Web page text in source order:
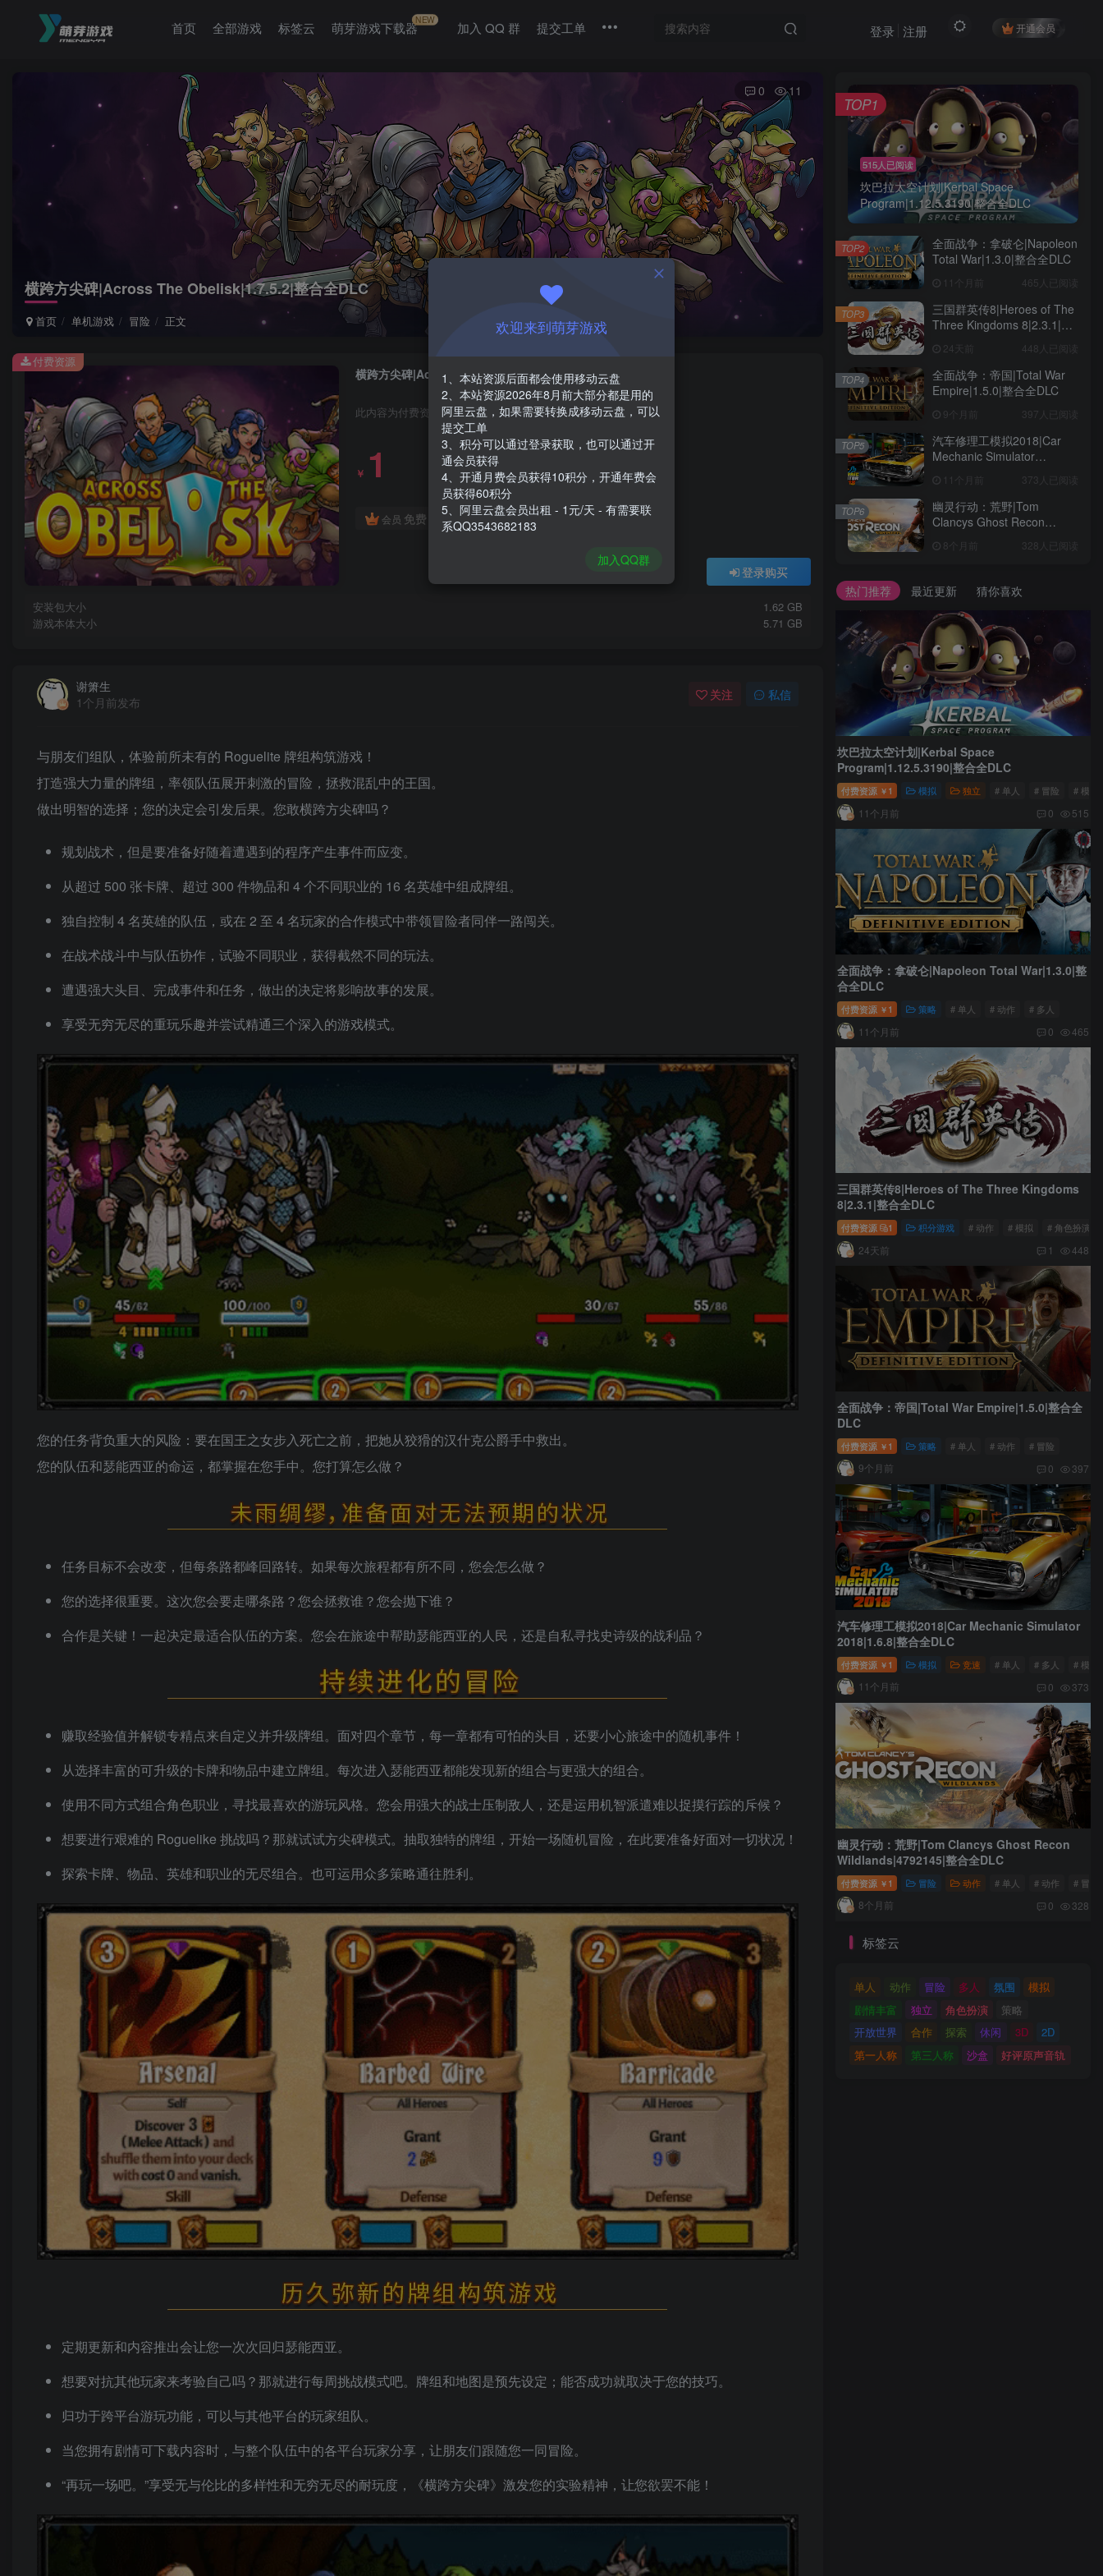
首页 全部游戏 标签云 萌芽游戏下载器NEW 加入 QQ 群 提交工单 开通会员
登录 注册
横跨方尖碑|Across The Obelisk|1.7.5.2|整合全DLC
首页 单机游戏 冒险 正文
0 11
横跨方尖碑|Across The Obelisk|1.7.5.2|整合全DLC
此内容为付费资源，请付费后查看
￥ 1
会员 免费
登录购买
安装包大小
1.62 GB
游戏本体大小
5.71 GB
付费资源
谢箫生
1个月前发布
关注 私信
与朋友们组队，体验前所未有的 Roguelite 牌组构筑游戏！
打造强大力量的牌组，率领队伍展开刺激的冒险，拯救混乱中的王国。
做出明智的选择；您的决定会引发后果。您敢横跨方尖碑吗？
规划战术，但是要准备好随着遭遇到的程序产生事件而应变。
从超过 500 张卡牌、超过 300 件物品和 4 个不同职业的 16 名英雄中组成牌组。
独自控制 4 名英雄的队伍，或在 2 至 4 名玩家的合作模式中带领冒险者同伴一路闯关。
在战术战斗中与队伍协作，试验不同职业，获得截然不同的玩法。
遭遇强大头目、完成事件和任务，做出的决定将影响故事的发展。
享受无穷无尽的重玩乐趣并尝试精通三个深入的游戏模式。
您的任务背负重大的风险：要在国王之女步入死亡之前，把她从狡猾的汉什克公爵手中救出。
您的队伍和瑟能西亚的命运，都掌握在您手中。您打算怎么做？
任务目标不会改变，但每条路都峰回路转。如果每次旅程都有所不同，您会怎么做？
您的选择很重要。这次您会要走哪条路？您会拯救谁？您会抛下谁？
合作是关键！一起决定最适合队伍的方案。您会在旅途中帮助瑟能西亚的人民，还是自私寻找史诗级的战利品？
赚取经验值并解锁专精点来自定义并升级牌组。面对四个章节，每一章都有可怕的头目，还要小心旅途中的随机事件！
从选择丰富的可升级的卡牌和物品中建立牌组。每次进入瑟能西亚都能发现新的组合与更强大的组合。
使用不同方式组合角色职业，寻找最喜欢的游玩风格。您会用强大的战士压制敌人，还是运用机智派遣难以捉摸行踪的斥候？
想要进行艰难的 Roguelike 挑战吗？那就试试方尖碑模式。抽取独特的牌组，开始一场随机冒险，在此要准备好面对一切状况！
探索卡牌、物品、英雄和职业的无尽组合。也可运用众多策略通往胜利。
定期更新和内容推出会让您一次次回归瑟能西亚。
想要对抗其他玩家来考验自己吗？那就进行每周挑战模式吧。牌组和地图是预先设定；能否成功就取决于您的技巧。
归功于跨平台游玩功能，可以与其他平台的玩家组队。
当您拥有剧情可下载内容时，与整个队伍中的各平台玩家分享，让朋友们跟随您一同冒险。
“再玩一场吧。”享受无与伦比的多样性和无穷无尽的耐玩度，《横跨方尖碑》激发您的实验精神，让您欲罢不能！
515人已阅读
坎巴拉太空计划|Kerbal Space
Program|1.12.5.3190|整合全DLC
TOP1
全面战争：拿破仑|Napoleon
Total War|1.3.0|整合全DLC
11个月前 465人已阅读
TOP2
三国群英传8|Heroes of The
Three Kingdoms 8|2.3.1|整
24天前 448人已阅读
TOP3
全面战争：帝国|Total War
Empire|1.5.0|整合全DLC
9个月前 397人已阅读
TOP4
汽车修理工模拟2018|Car
Mechanic Simulator
11个月前 373人已阅读
TOP5
幽灵行动：荒野|Tom
Clancys Ghost Recon
DLC8个月前 328人已阅读
TOP6
热门推荐 最近更新 猜你喜欢
坎巴拉太空计划|Kerbal Space
Program|1.12.5.3190|整合全DLC
付费资源 ￥ 1 模拟 独立 # 单人 # 冒险 # 模拟
11个月前 0 515
全面战争：拿破仑|Napoleon Total War|1.3.0|整
合全DLC
付费资源 ￥ 1 策略 # 单人 # 动作 # 多人
11个月前 0 465
三国群英传8|Heroes of The Three Kingdoms
8|2.3.1|整合全DLC
付费资源 1 积分游戏 # 动作 # 模拟 # 角色扮演
24天前 1 448
全面战争：帝国|Total War Empire|1.5.0|整合全
DLC
付费资源 ￥ 1 策略 # 单人 # 动作 # 冒险
9个月前 0 397
汽车修理工模拟2018|Car Mechanic Simulator
2018|1.6.8|整合全DLC
付费资源 ￥ 1 模拟 竞速 # 单人 # 多人 # 模拟
11个月前 0 373
幽灵行动：荒野|Tom Clancys Ghost Recon
Wildlands|4792145|整合全DLC
付费资源 ￥ 1 冒险 动作 # 单人 # 动作 # 冒险
8个月前 0 328
标签云
单人 动作 冒险 多人 氛围
模拟
剧情丰富
独立 角色扮演
策略
开放世界
合作 探索 休闲 3D
2D
第一人称
第三人称 沙盒 好评原声音轨
欢迎来到萌芽游戏
1、本站资源后面都会使用移动云盘
2、本站资源2026年8月前大部分都是用的
阿里云盘，如果需要转换成移动云盘，可以
提交工单
3、积分可以通过登录获取，也可以通过开
通会员获得
4、开通月费会员获得10积分，开通年费会
员获得60积分
5、阿里云盘会员出租 - 1元/天 - 有需要联
系QQ3543682183
加入QQ群